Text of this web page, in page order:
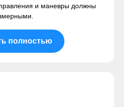
и маневры должны
полностью